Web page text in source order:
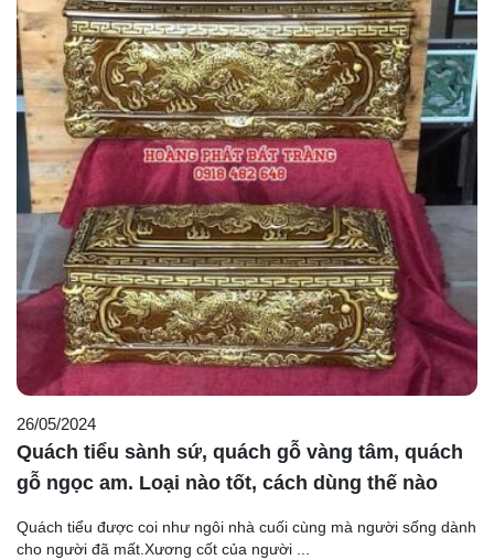
26/05/2024
Quách tiểu sành sứ, quách gỗ vàng tâm, quách
gỗ ngọc am. Loại nào tốt, cách dùng thế nào
Quách tiểu được coi như ngôi nhà cuối cùng mà người sống dành
cho người đã mất.Xương cốt của người ...